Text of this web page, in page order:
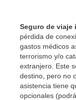
Seguro de viaje
pérdida de
gastos médicos
terrorismo y/o
extranjero. Este
destino, pero no
asistencia tiene
opcionales